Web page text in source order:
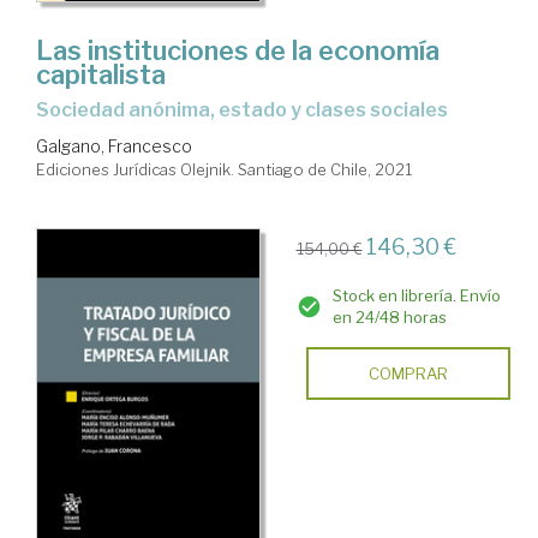
Las instituciones de la economía
capitalista
sociedad anónima, estado y clases sociales
Galgano, Francesco
Ediciones Jurídicas Olejnik. Santiago de Chile, 2021
154,00 € 146,30 €
Stock en librería. Envío
en 24/48 horas
COMPRAR